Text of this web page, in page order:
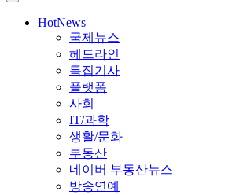
HotNews
국제뉴스
헤드라인
특집기사
플랫폼
사회
IT/과학
생활/문화
부동산
네이버 부동산뉴스
방송연예